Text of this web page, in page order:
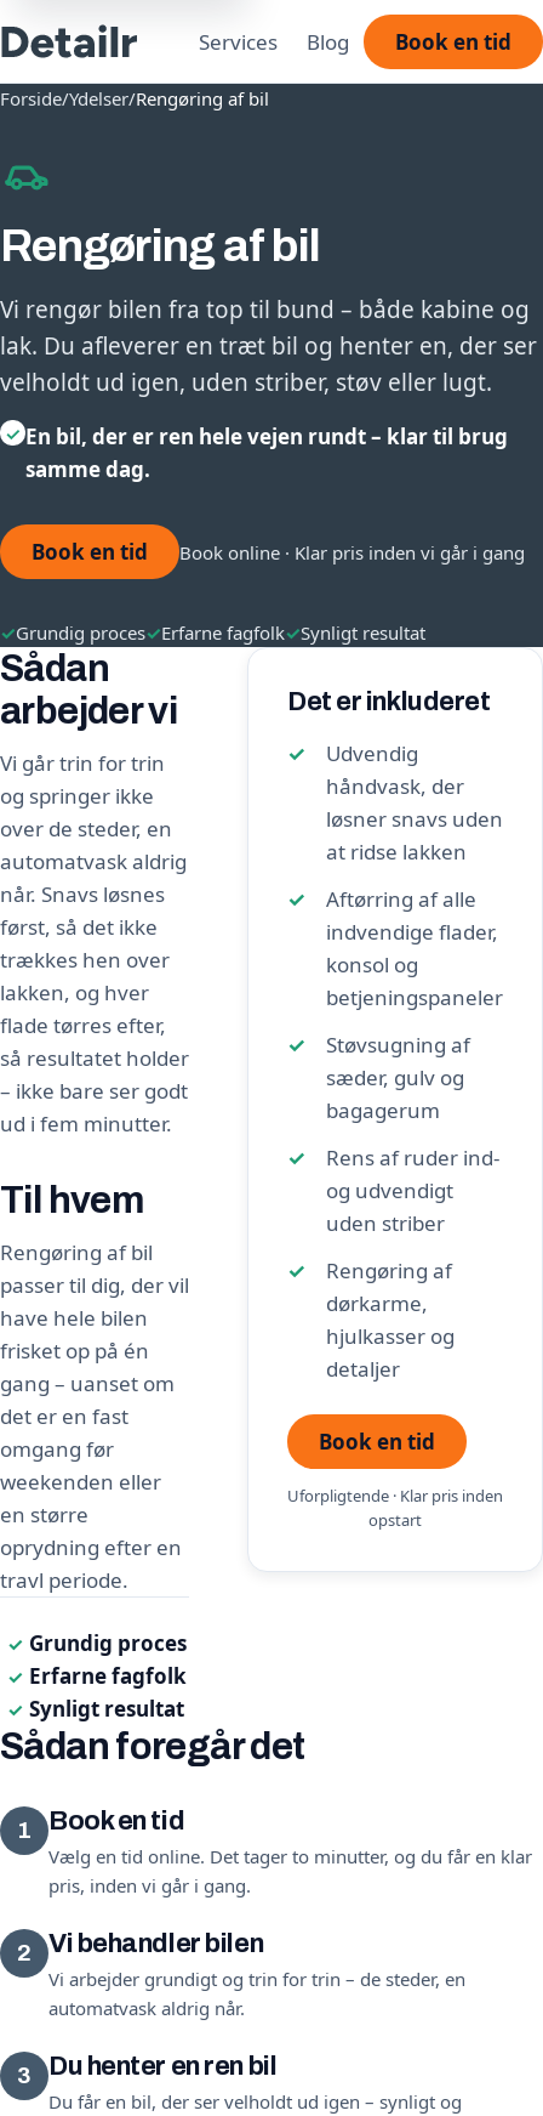
Services Blog Book en tid
Forside/Ydelser/Rengøring af bil
Rengøring af bil
Vi rengør bilen fra top til bund – både kabine og
lak. Du afleverer en træt bil og henter en, der ser
velholdt ud igen, uden striber, støv eller lugt.
✓ En bil, der er ren hele vejen rundt – klar til brug
samme dag.
Book en tid Book online · Klar pris inden vi går i gang
✓Grundig proces✓Erfarne fagfolk✓Synligt resultat
Sådan
arbejder vi
Vi går trin for trin
og springer ikke
over de steder, en
automatvask aldrig
når. Snavs løsnes
først, så det ikke
trækkes hen over
lakken, og hver
flade tørres efter,
så resultatet holder
– ikke bare ser godt
ud i fem minutter.
Til hvem
Rengøring af bil
passer til dig, der vil
have hele bilen
frisket op på én
gang – uanset om
det er en fast
omgang før
weekenden eller
en større
oprydning efter en
travl periode.
✓ Grundig proces
✓ Erfarne fagfolk
✓ Synligt resultat
Det er inkluderet
Udvendig
håndvask, der
løsner snavs uden
at ridse lakken
Aftørring af alle
indvendige flader,
konsol og
betjeningspaneler
Støvsugning af
sæder, gulv og
bagagerum
Rens af ruder ind-
og udvendigt
uden striber
Rengøring af
dørkarme,
hjulkasser og
detaljer
Book en tid
Uforpligtende · Klar pris inden
opstart
Sådan foregår det
1 Book en tid
Vælg en tid online. Det tager to minutter, og du får en klar
pris, inden vi går i gang.
2 Vi behandler bilen
Vi arbejder grundigt og trin for trin – de steder, en
automatvask aldrig når.
3 Du henter en ren bil
Du får en bil, der ser velholdt ud igen – synligt og